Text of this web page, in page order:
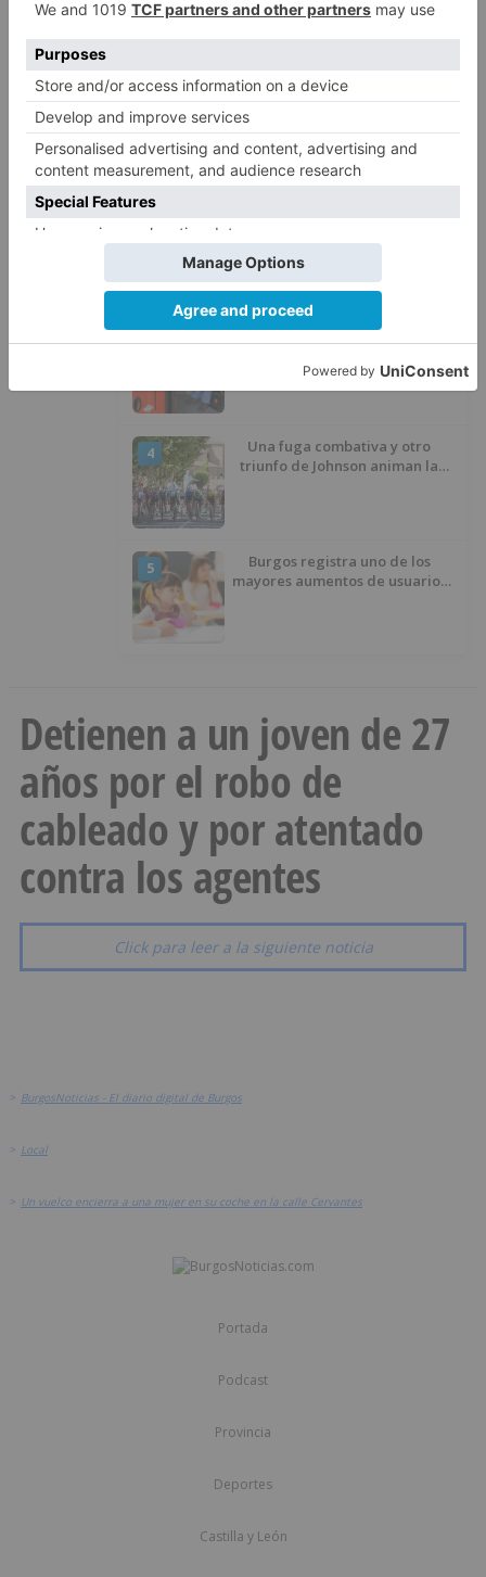
1
Fallece un ciclista en Burgos tras
avisar otro conductor que se
había caído de la bicicleta
2
El nuevo Mercado Norte de
presupuesto de 21,7 millones
El Ayuntamiento de Burgos
replica al PSOE: «No se han
interrumpido» las
desinfecciones municipales
4
Una fuga combativa y otro
triunfo de Johnson animan la
5
Burgos registra uno de los
mayores aumentos de usuarios
Detienen a un joven de 27
años por el robo de
cableado y por atentado
contra los agentes
Click para leer a la siguiente noticia
> BurgosNoticias - El diario digital de Burgos
> Local
> Un vuelco encierra a una mujer en su coche en la calle Cervantes
Portada
Podcast
Provincia
Deportes
Castilla y León